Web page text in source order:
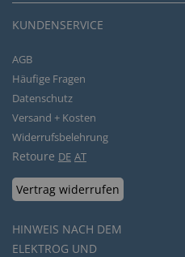
KUNDENSERVICE
AGB
Häufige Fragen
Datenschutz
Versand + Kosten
Widerrufsbelehrung
Retoure DE AT
Vertrag widerrufen
HINWEIS NACH DEM
ELEKTROG UND